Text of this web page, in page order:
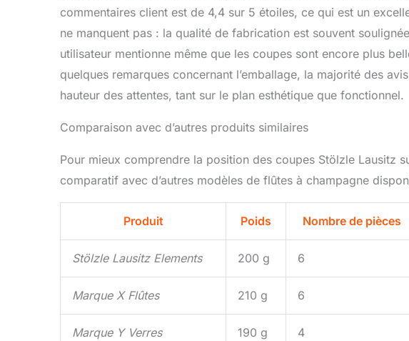
commentaires client est de 4,4 sur 5 étoiles, ce qui est un
ne manquent pas : la qualité de fabrication est souvent
utilisateur mentionne même que les coupes sont encore plus
quelques remarques concernant l’emballage, la majorité des
hauteur des attentes, tant sur le plan esthétique que fonctionnel.
Comparaison avec d’autres produits similaires
Pour mieux comprendre la position des coupes Stölzle Lausitz
comparatif avec d’autres modèles de flûtes à champagne
Produit Poids Nombre de pièces
Stölzle Lausitz Elements 200 g 6
Marque X Flûtes 210 g 6
Marque Y Verres 190 g 4